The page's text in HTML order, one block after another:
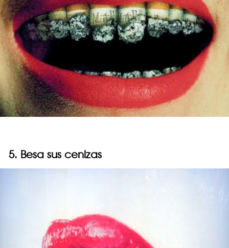
5. Besa sus cenizas